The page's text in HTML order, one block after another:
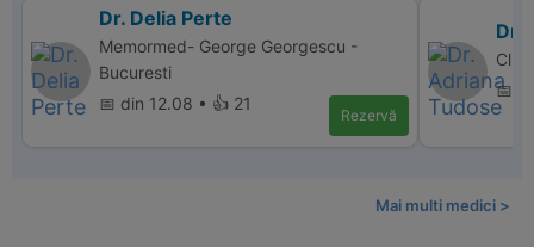
Dr. Delia Perte
Memormed- George Georgescu -
Bucuresti
📅 din 12.08 • 👍 21
Rezervă
Dr.
📅
Mai multi medici >